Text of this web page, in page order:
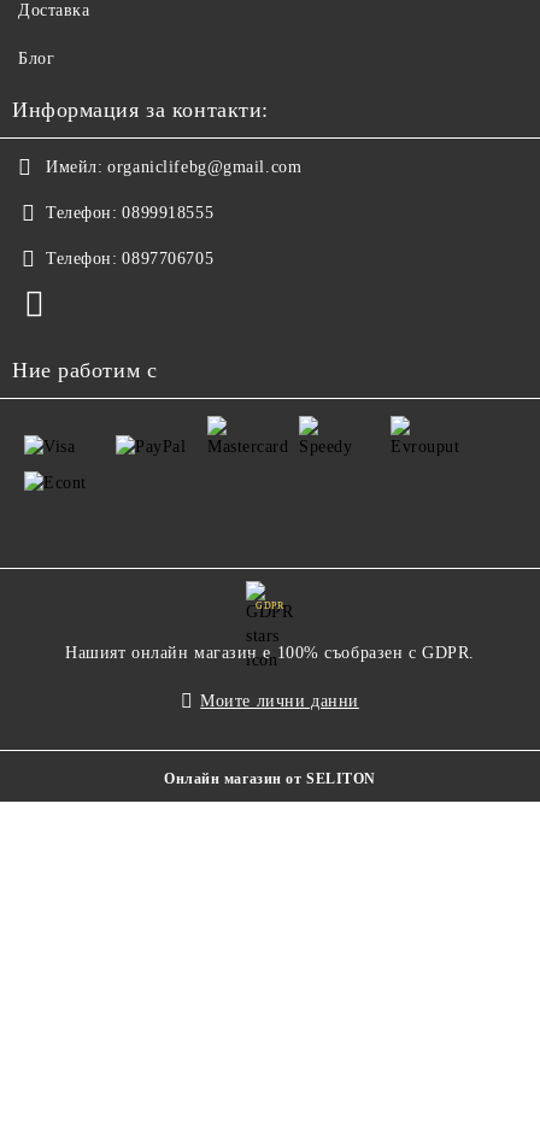
Доставка
Блог
Информация за контакти:
Имейл: organiclifebg@gmail.com
Телефон: 0899918555
Телефон: 0897706705
Ние работим с
GDPR
Нашият онлайн магазин е 100% съобразен с GDPR.
Моите лични данни
Онлайн магазин от SELITON